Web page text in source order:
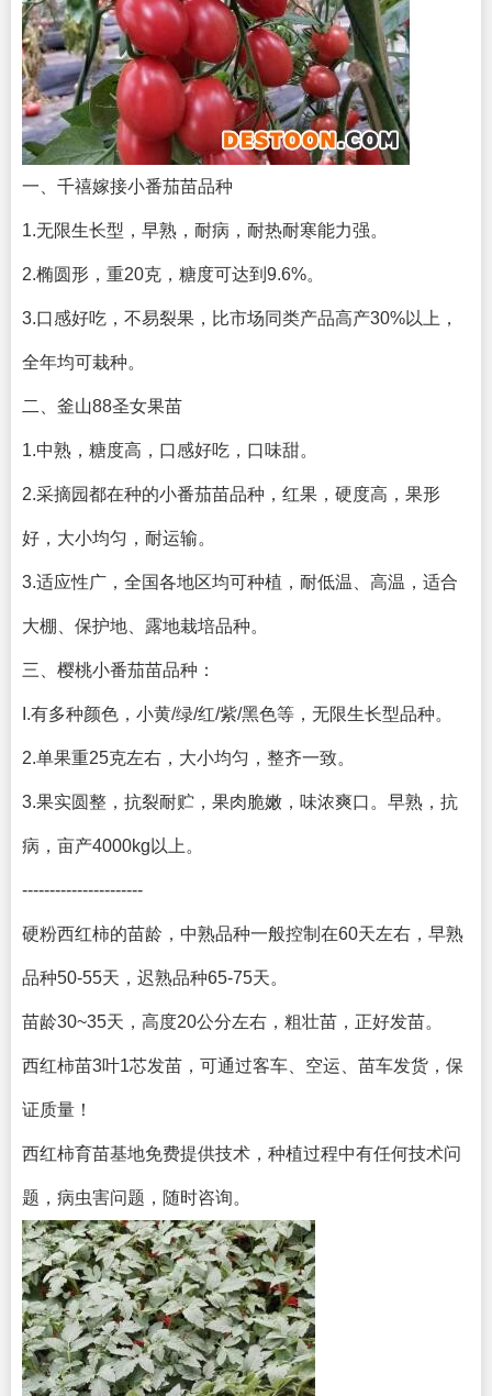
一、千禧嫁接小番茄苗品种
1.无限生长型，早熟，耐病，耐热耐寒能力强。
2.椭圆形，重20克，糖度可达到9.6%。
3.口感好吃，不易裂果，比市场同类产品高产30%以上，
全年均可栽种。
二、釜山88圣女果苗
1.中熟，糖度高，口感好吃，口味甜。
2.采摘园都在种的小番茄苗品种，红果，硬度高，果形
好，大小均匀，耐运输。
3.适应性广，全国各地区均可种植，耐低温、高温，适合
大棚、保护地、露地栽培品种。
三、樱桃小番茄苗品种：
I.有多种颜色，小黄/绿/红/紫/黑色等，无限生长型品种。
2.单果重25克左右，大小均匀，整齐一致。
3.果实圆整，抗裂耐贮，果肉脆嫩，味浓爽口。早熟，抗
病，亩产4000kg以上。
----------------------
硬粉西红柿的苗龄，中熟品种一般控制在60天左右，早熟
品种50-55天，迟熟品种65-75天。
苗龄30~35天，高度20公分左右，粗壮苗，正好发苗。
西红柿苗3叶1芯发苗，可通过客车、空运、苗车发货，保
证质量！
西红柿育苗基地免费提供技术，种植过程中有任何技术问
题，病虫害问题，随时咨询。